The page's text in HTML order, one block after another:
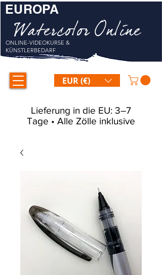
Watercolor Online
ONLINE-VIDEOKURSE &
KÜNSTLERBEDARF
EUR (€)
EUROPA
Lieferung in die EU: 3–7
Tage • Alle Zölle inklusive